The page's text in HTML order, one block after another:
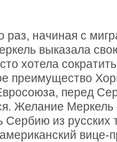
раз, начиная с
выказала
хотела сократить
преимущество
перед
Желание
Сербию из русских
вице-